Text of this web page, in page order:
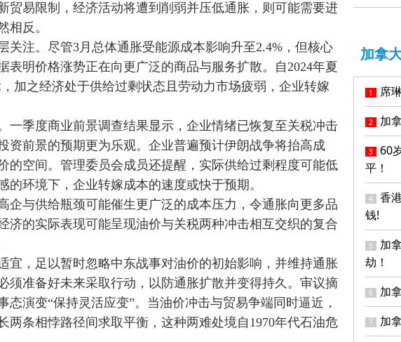
贸易限制，经济活动将遭到削弱并压低通胀，则可能需要进
相反。
关注。尽管3月总体通胀受能源成本影响升至2.4%，但核心
表明价格涨势正在向更广泛的商品与服务扩散。自2024年夏
加之经济处于供给过剩状态且劳动力市场疲弱，企业转嫁
一季度商业前景调查结果显示，企业情绪已恢复至关税冲击
资前景的预期更为乐观。企业普遍预计伊朗战争将抬高成
的空间。管理委员会成员还提醒，实际供给过剩程度可能低
的环境下，企业转嫁成本的速度或快于预期。
企与供给瓶颈可能催生更广泛的成本压力，令通胀向更多品
济的实际表现可能呈现油价与关税两种冲击相互交织的复合
宜，足以暂时忽略中东战事对油价的初始影响，并维持通胀
须准备好未来采取行动，以防通胀扩散并变得持久。审议摘
演变“保持灵活应变”。当油价冲击与贸易争端同时逼近，
两条相悖路径间求取平衡，这种两难处境自1970年代石油危
加拿
1 席
2 加
3
60
平！
4
香
钱!
5
加
劫！
6 加
7 加